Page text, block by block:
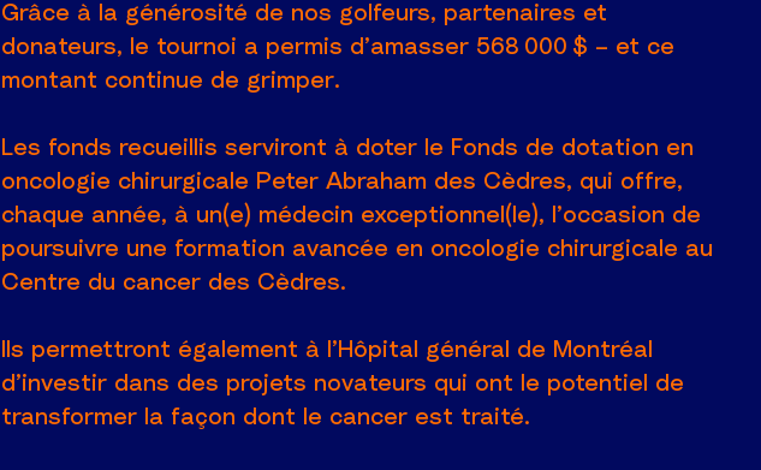
Grâce à la générosité de nos golfeurs, partenaires et
donateurs, le tournoi a permis d’amasser 568 000 $ – et ce
montant continue de grimper.
Les fonds recueillis serviront à doter le Fonds de dotation en
oncologie chirurgicale Peter Abraham des Cèdres, qui offre,
chaque année, à un(e) médecin exceptionnel(le), l’occasion de
poursuivre une formation avancée en oncologie chirurgicale au
Centre du cancer des Cèdres.
Ils permettront également à l’Hôpital général de Montréal
d’investir dans des projets novateurs qui ont le potentiel de
transformer la façon dont le cancer est traité.